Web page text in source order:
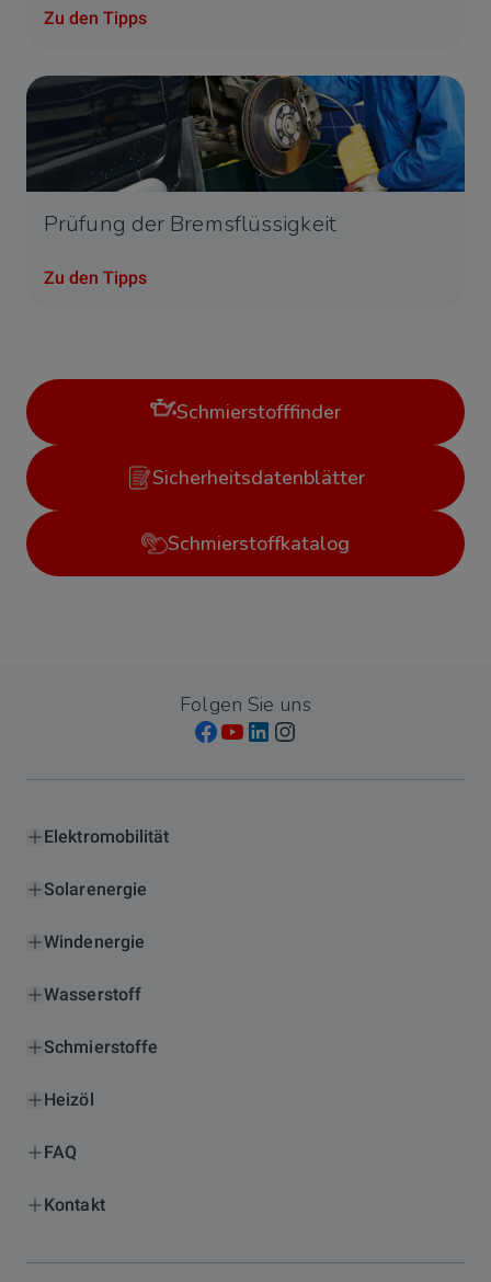
Zu den Tipps
Prüfung der Bremsflüssigkeit
Zu den Tipps
Schmierstofffinder
Sicherheitsdatenblätter
Schmierstoffkatalog
Folgen Sie uns
Elektromobilität
Solarenergie
Windenergie
Wasserstoff
Schmierstoffe
Heizöl
FAQ
Kontakt